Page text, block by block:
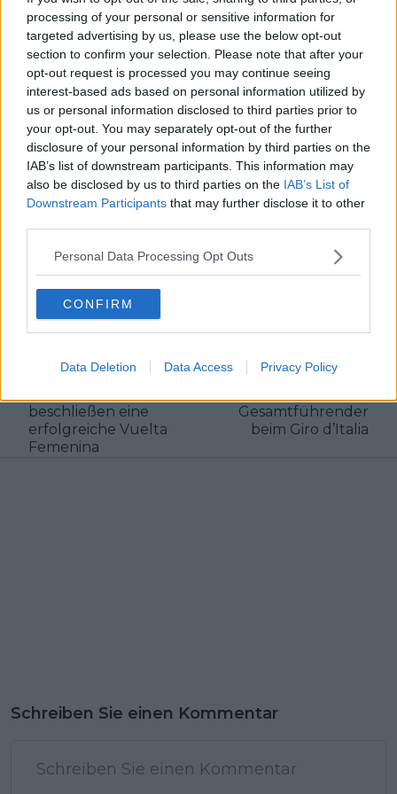
processing of your personal or sensitive information for
targeted advertising by us, please use the below opt-out
section to confirm your selection. Please note that after your
opt-out request is processed you may continue seeing
interest-based ads based on personal information utilized by
us or personal information disclosed to third parties prior to
your opt-out. You may separately opt-out of the further
disclosure of your personal information by third parties on the
IAB’s list of downstream participants. This information may
also be disclosed by us to third parties on the IAB’s List of
Downstream Participants that may further disclose it to other
Personal Data Processing Opt Outs
CONFIRM
Data Deletion Data Access Privacy Policy
Berichterstattung ein. Er studiert Grundschullehramt und
legt bei seinen Artikeln Wert auf sorgfältige
Quellenprüfung, klare Einordnung und verlässliche
Informationen. Inhalte aktualisiert er, sobald neue,
gesicherte Details vorliegen.
Beiträge des Autors ansehen
Klatscht 0
Besucher
0
Vorheriger Artikel
„Alles hat
zusammengepasst
fielen an die richtige
Stelle“: Urska Zigart
beschließen eine
erfolgreiche Vuelta
Femenina
Guillermo Thomas
Silva erlebt einen
Gesamtführender
beim Giro d’Italia
Schreiben Sie einen Kommentar